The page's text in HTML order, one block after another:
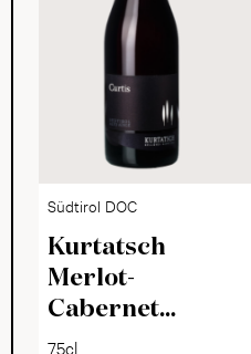
Südtirol DOC
Kurtatsch
Merlot-
Cabernet
Curtis 2024
75cl